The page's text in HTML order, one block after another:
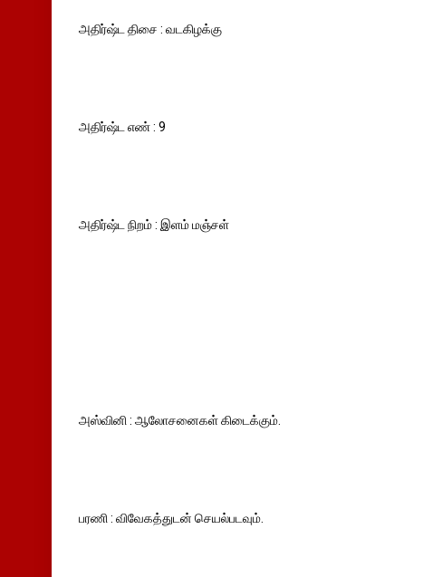
அதிர்ஷ்ட திசை : வடகிழக்கு
அதிர்ஷ்ட எண் : 9
அதிர்ஷ்ட நிறம் : இளம் மஞ்சள்
அஸ்வினி : ஆலோசனைகள் கிடைக்கும்.
பரணி : விவேகத்துடன் செயல்படவும்.